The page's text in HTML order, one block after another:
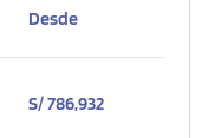
Desde
S/ 786,932